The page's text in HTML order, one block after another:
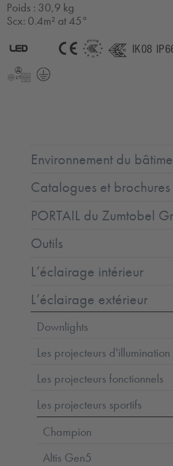
Poids : 30,9 kg
Scx: 0.4m² at 45°
Environnement du
Catalogues et brochures
PORTAIL du Zumtobel
Outils
L’éclairage intérieur
L’éclairage extérieur
Downlights
Les projecteurs d'illumination
Les projecteurs fonctionnels
Les projecteurs sportifs
Champion
Altis Gen5